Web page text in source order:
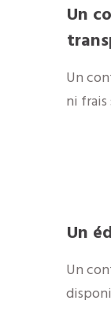
Un
Un
ni
Un
​Un